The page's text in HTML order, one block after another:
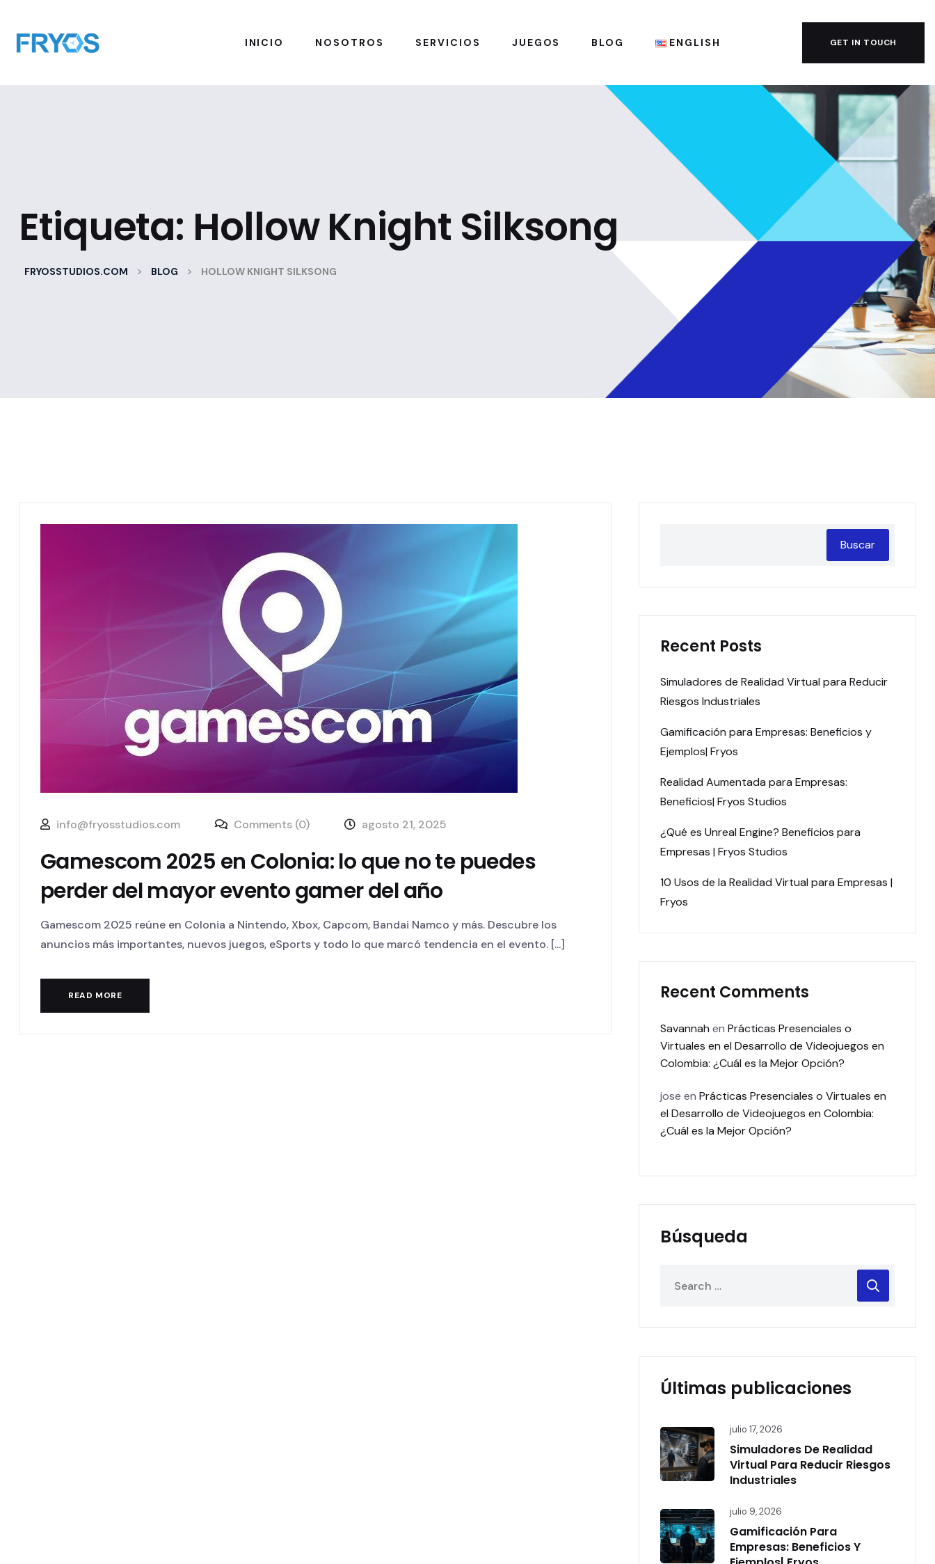
INICIO NOSOTROS SERVICIOS JUEGOS BLOG ENGLISH GET IN TOUCH
Etiqueta: Hollow Knight Silksong
FRYOSSTUDIOS.COM > BLOG > HOLLOW KNIGHT SILKSONG
info@fryosstudios.com Comments (0) agosto 21, 2025
Gamescom 2025 en Colonia: lo que no te puedes
perder del mayor evento gamer del año
Gamescom 2025 reúne en Colonia a Nintendo, Xbox, Capcom, Bandai Namco y más. Descubre los
anuncios más importantes, nuevos juegos, eSports y todo lo que marcó tendencia en el evento. [...]
READ MORE
Buscar
Recent Posts
Simuladores de Realidad Virtual para Reducir
Riesgos Industriales
Gamificación para Empresas: Beneficios y
Ejemplos| Fryos
Realidad Aumentada para Empresas:
Beneficios| Fryos Studios
¿Qué es Unreal Engine? Beneficios para
Empresas | Fryos Studios
10 Usos de la Realidad Virtual para Empresas |
Fryos
Recent Comments
Savannah en Prácticas Presenciales o
Virtuales en el Desarrollo de Videojuegos en
Colombia: ¿Cuál es la Mejor Opción?
jose en Prácticas Presenciales o Virtuales en
el Desarrollo de Videojuegos en Colombia:
¿Cuál es la Mejor Opción?
Búsqueda
Últimas publicaciones
julio 17, 2026
Simuladores De Realidad
Virtual Para Reducir Riesgos
Industriales
julio 9, 2026
Gamificación Para
Empresas: Beneficios Y